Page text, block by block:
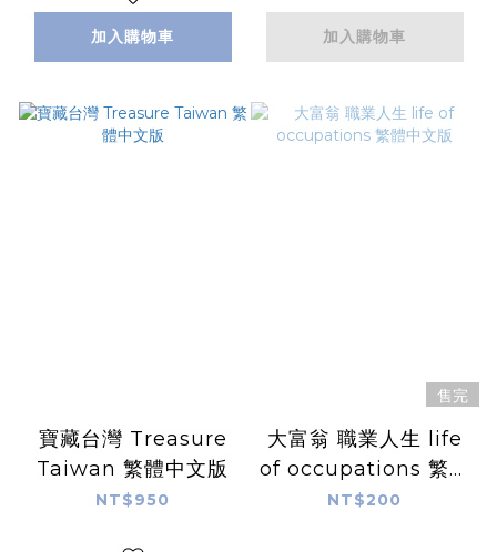
加入購物車 加入購物車
寶藏台灣 Treasure
Taiwan 繁體中文版
NT$950
售完
大富翁 職業人生 life
of occupations 繁體
中文版
NT$200